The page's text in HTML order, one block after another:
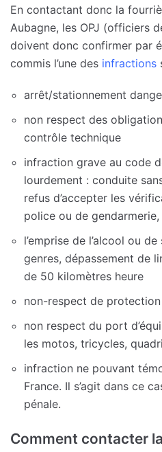
En contactant donc la
Aubagne, les OPJ (officiers
doivent donc confirmer par
commis l’une des infractions
arrêt/stationnement
non respect des
contrôle technique
infraction grave au code
lourdement : conduite
refus d’accepter les
police ou de
l’emprise de l’alcool ou
genres, dépassement de
de 50 kilomètres heure
non-respect de protection
non respect du port
les motos, tricycles,
infraction ne pouvant
France. Il s’agit dans ce
pénale.
Comment contacter